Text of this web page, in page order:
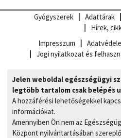
Gyógyszerek Adattárak
Hírek,
Impresszum
Jogi nyilatkozat és
Jelen weboldal egészségügyi
legtöbb tartalom csak belépés
A hozzáférési lehetőségekkel
információkat.
Amennyiben Ön nem az
Központ nyilvántartásában